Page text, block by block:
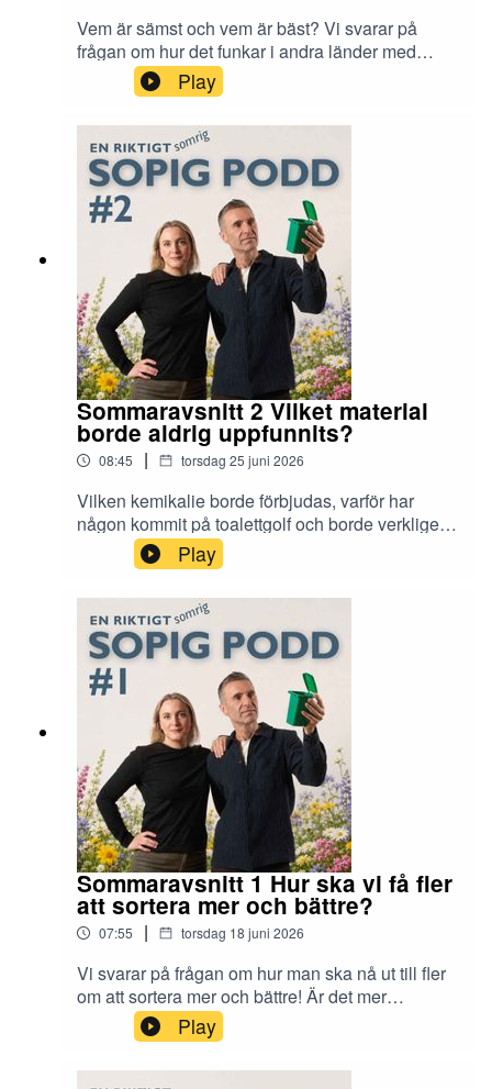
Vem är sämst och vem är bäst? Vi svarar på
frågan om hur det funkar i andra länder med
avfallshanteringen!En riktigt sopig podd
produceras av Sysav med miljöpedagogerna
Ann Nerlund och Rustan Nilsson.
Play
Sommaravsnitt 2 Vilket material
borde aldrig uppfunnits?
08:45 | torsdag 25 juni 2026
Vilken kemikalie borde förbjudas, varför har
någon kommit på toalettgolf och borde verkligen
dina fötter ha en hängmatta? Vi svarar på vad
som aldrig borde uppfunnits!En riktigt sopig podd
produceras av Sysav med miljöpedagogerna
Ann Nerlund och Rustan Nilsson.
Play
Sommaravsnitt 1 Hur ska vi få fler
att sortera mer och bättre?
07:55 | torsdag 18 juni 2026
Vi svarar på frågan om hur man ska nå ut till fler
om att sortera mer och bättre! Är det mer
information som krävs eller ska vi börja knacka
dörr? Vi svarar på hur vi ska få fler att sortera mer
och bättre!En riktigt sopig podd produceras av
Play